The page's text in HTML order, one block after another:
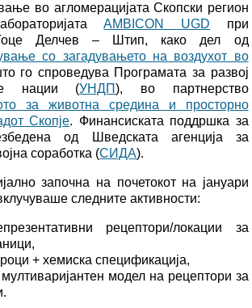
во агломерацијата Скопски регион
AMBICON UGD при
Гоце Делчев – Штип, како дел од
со загадувањето на воздухот во
го спроведува Програмата за развој
нации (УНДП), во партнерство
за животна средина и просторно
Скопје. Финансиската поддршка за
од Шведската агенција за
соработка (СИДА).
започна на почетокот на јануари
следните активности:
рецептори/локации за
+ хемиска спецификација,
модел на рецептори за